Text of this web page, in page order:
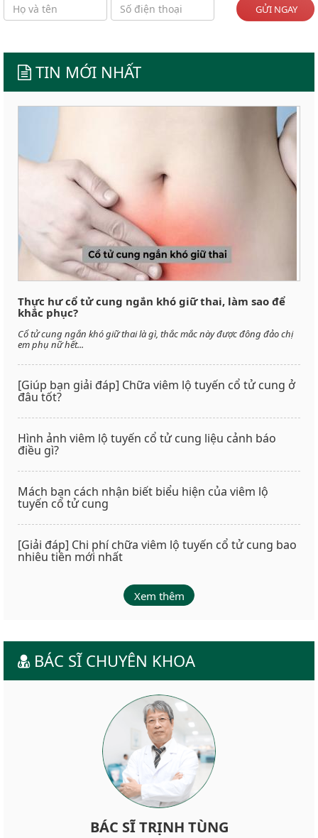
GỬI NGAY
TIN MỚI NHẤT
Thực hư cổ tử cung ngắn khó giữ thai, làm sao để
khắc phục?
Cổ tử cung ngắn khó giữ thai là gì, thắc mắc này được đông đảo chị
em phụ nữ hết...
[Giúp bạn giải đáp] Chữa viêm lộ tuyến cổ tử cung ở
đâu tốt?
Hình ảnh viêm lộ tuyến cổ tử cung liệu cảnh báo
điều gì?
Mách bạn cách nhận biết biểu hiện của viêm lộ
tuyến cổ tử cung
[Giải đáp] Chi phí chữa viêm lộ tuyến cổ tử cung bao
nhiêu tiền mới nhất
Xem thêm
BÁC SĨ CHUYÊN KHOA
BÁC SĨ TRỊNH TÙNG